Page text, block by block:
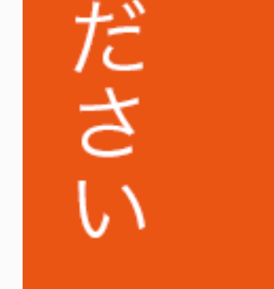
福岡第一法律事務所様
コダマ樹脂工業株式会社様
その他多数企業の実績あり
本当に便利なキャッシュレス決済サ
ービスとは？記帳代行の際、利用し
た経費がどう扱われるのかも解説